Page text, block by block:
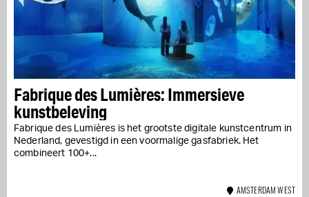
Fabrique des Lumières: Immersieve
kunstbeleving
Fabrique des Lumières is het grootste digitale kunstcentrum in
Nederland, gevestigd in een voormalige gasfabriek. Het
combineert 100+...
AMSTERDAM WEST